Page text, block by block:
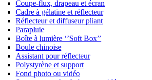
Coupe-flux, drapeau et écran
Cadre à gélatine et réflecteur
Réflecteur et diffuseur pliant
Parapluie
Boîte à lumière ‘’Soft Box’’
Boule chinoise
Assistant pour réflecteur
Polystyrène et support
Fond photo ou vidéo